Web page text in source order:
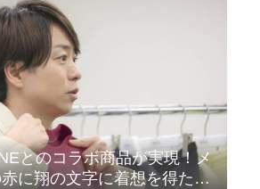
とのコラボ商品が実現！メ
に翔の文字に着想を得たデ